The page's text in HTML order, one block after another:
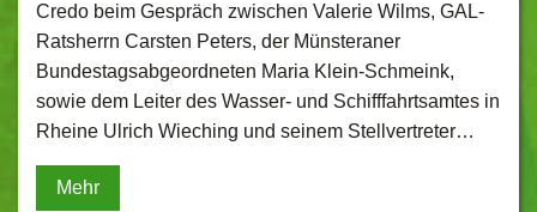
Credo beim Gespräch zwischen Valerie Wilms, GAL-
Ratsherrn Carsten Peters, der Münsteraner
Bundestagsabgeordneten Maria Klein-Schmeink,
sowie dem Leiter des Wasser- und Schifffahrtsamtes in
Rheine Ulrich Wieching und seinem Stellvertreter…
Mehr